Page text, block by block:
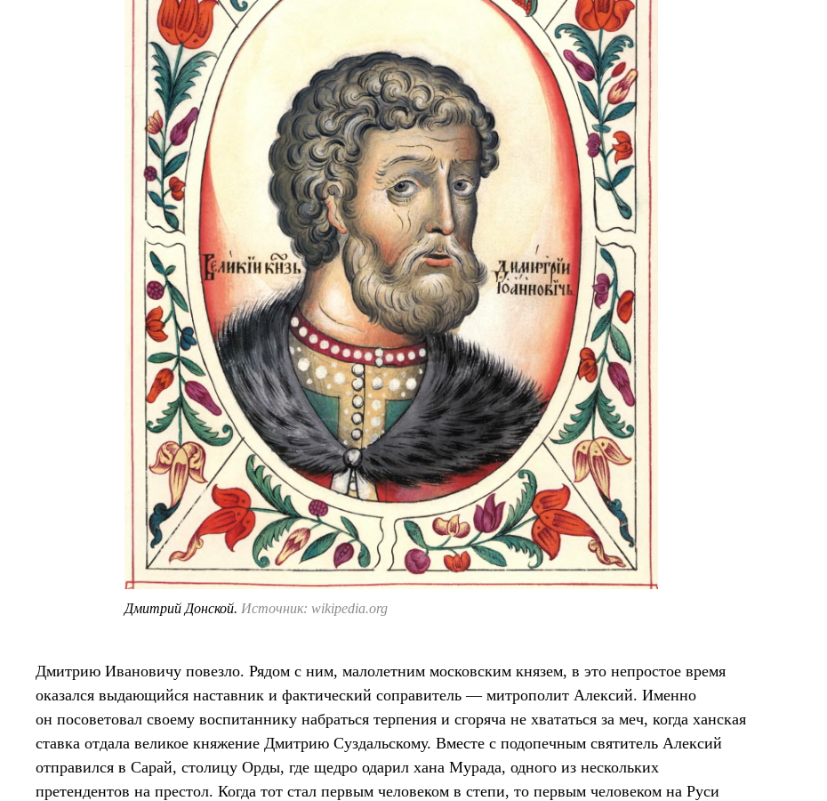
Дмитрий Донской. Источник: wikipedia.org
Дмитрию Ивановичу повезло. Рядом с ним, малолетним московским князем, в это непростое время
оказался выдающийся наставник и фактический соправитель — митрополит Алексий. Именно
он посоветовал своему воспитаннику набраться терпения и сгоряча не хвататься за меч, когда ханская
ставка отдала великое княжение Дмитрию Суздальскому. Вместе с подопечным святитель Алексий
отправился в Сарай, столицу Орды, где щедро одарил хана Мурада, одного из нескольких
претендентов на престол. Когда тот стал первым человеком в степи, то первым человеком на Руси